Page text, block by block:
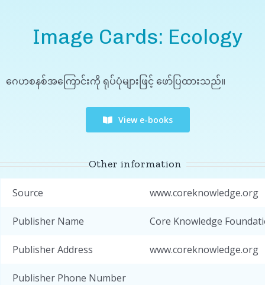
Image Cards: Ecology
ဂေဟစနစ်အကြောင်းကို ရုပ်ပုံများဖြင့် ဖော်ပြထားသည်။
View e-books
Other information
Source www.coreknowledge.org
Publisher Name Core Knowledge
Publisher Address www.coreknowledge.org
Publisher Phone Number